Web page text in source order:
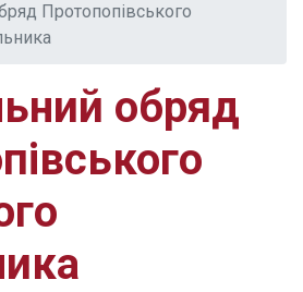
Протопопівського
обряд